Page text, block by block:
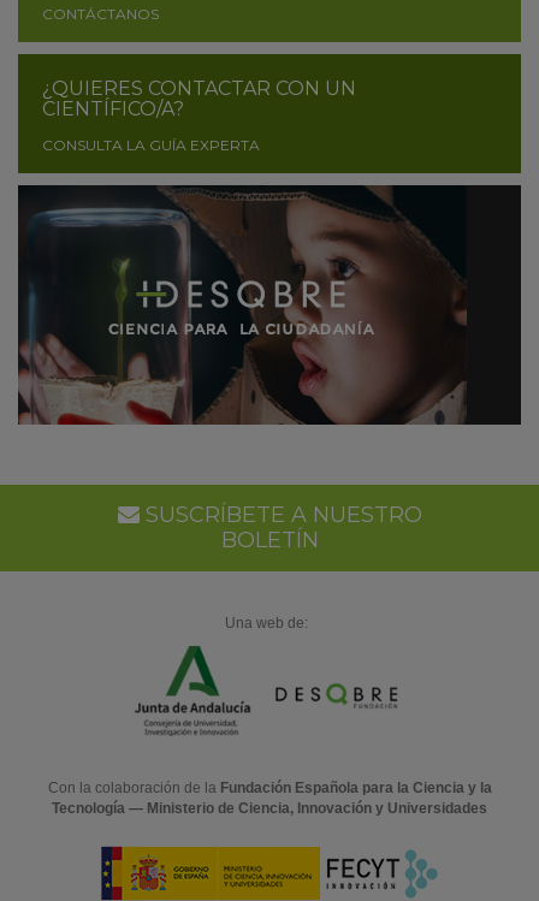
CONTÁCTANOS
¿QUIERES CONTACTAR CON UN
CIENTÍFICO/A?
CONSULTA LA GUÍA EXPERTA
SUSCRÍBETE A NUESTRO
BOLETÍN
Una web de:
Con la colaboración de la Fundación Española para la Ciencia y la
Tecnología — Ministerio de Ciencia, Innovación y Universidades